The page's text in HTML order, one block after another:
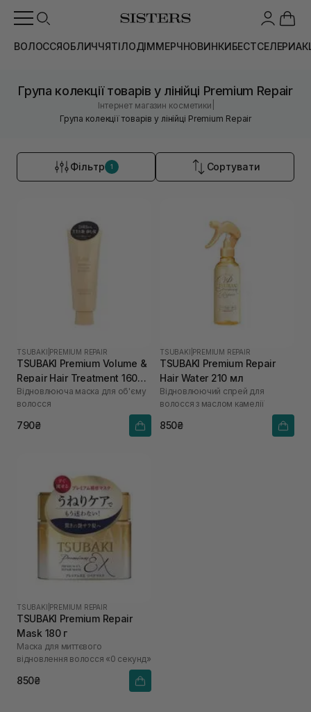
ВОЛОССЯОБЛИЧЧЯТІЛОДІММЕРЧНОВИНКИБЕСТСЕЛЕРИ
Група колекції товарів у лінійці Premium Repair
Інтернет магазин косметики
Група колекції товарів у лінійці Premium Repair
Фільтр 1 Сортувати
TSUBAKI PREMIUM REPAIR
TSUBAKI Premium Volume &
Repair Hair Treatment 160
мл
Відновлююча маска для об'єму
волосся
790₴
TSUBAKI PREMIUM REPAIR
TSUBAKI Premium Repair
Hair Water 210 мл
Відновлюючий спрей для
волосся з маслом камелії
850₴
TSUBAKI PREMIUM REPAIR
TSUBAKI Premium Repair
Mask 180 г
Маска для миттєвого
відновлення волосся «0 секунд»
850₴